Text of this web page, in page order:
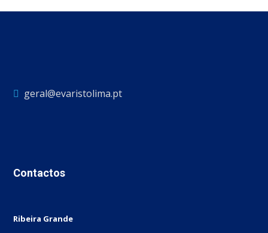
geral@evaristolima.pt
Contactos
Ribeira Grande